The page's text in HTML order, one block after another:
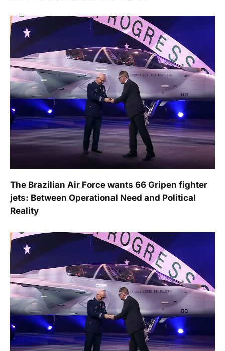
The Brazilian Air Force wants 66 Gripen fighter
jets: Between Operational Need and Political
Reality